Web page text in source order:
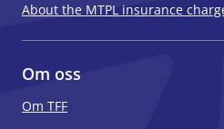
About the MTPL insurance
Om oss
Om TFF